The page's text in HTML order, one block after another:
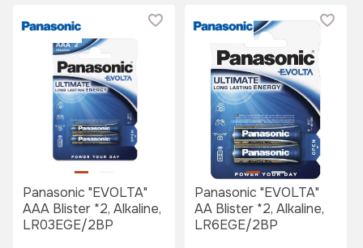
Panasonic "EVOLTA"
AAA Blister *2, Alkaline,
LR03EGE/2BP
Panasonic "EVOLTA"
AA Blister *2, Alkaline,
LR6EGE/2BP